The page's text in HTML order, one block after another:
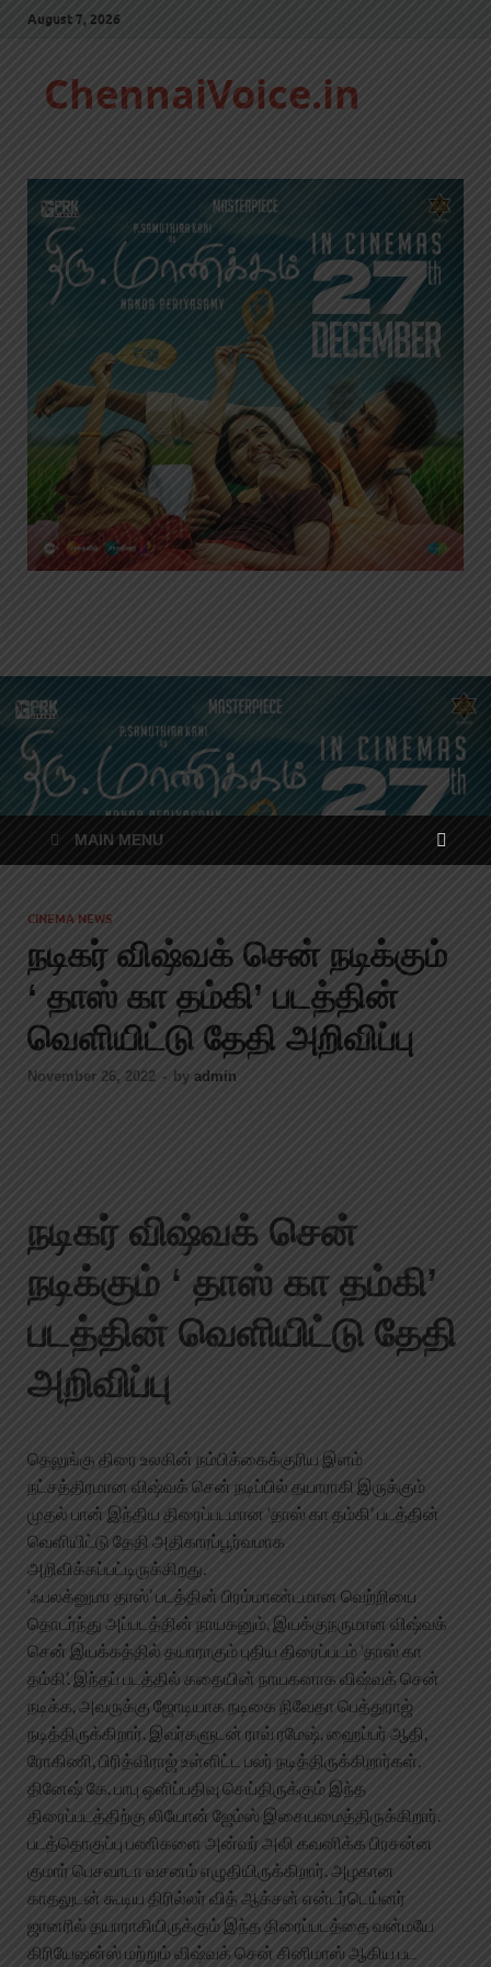
August 7, 2026
ChennaiVoice.in
MAIN MENU
CINEMA NEWS
நடிகர் விஷ்வக் சென் நடிக்கும்
‘ தாஸ் கா தம்கி’ படத்தின்
வெளியிட்டு தேதி அறிவிப்பு
November 26, 2022 - by admin
நடிகர் விஷ்வக் சென்
நடிக்கும் ‘ தாஸ் கா தம்கி’
படத்தின் வெளியிட்டு தேதி
அறிவிப்பு
தெலுங்கு திரை உலகின் நம்பிக்கைக்குரிய இளம்
நட்சத்திரமான விஷ்வக் சென் நடிப்பில் தயாராகி இருக்கும்
முதல் பான் இந்திய திரைப்படமான ‘தாஸ் கா தம்கி’ படத்தின்
வெளியிட்டு தேதி அதிகாரப்பூர்வமாக
அறிவிக்கப்பட்டிருக்கிறது.
‘ஃபலக்னுமா தாஸ்’ படத்தின் பிரம்மாண்டமான வெற்றியை
தொடர்ந்து அப்படத்தின் நாயகனும், இயக்குநருமான விஷ்வக்
சென் இயக்கத்தில் தயாராகும் புதிய திரைப்படம் ‘தாஸ் கா
தம்கி’. இந்தப் படத்தில் கதையின் நாயகனாக விஷ்வக் சென்
நடிக்க, அவருக்கு ஜோடியாக நடிகை நிவேதா பெத்துராஜ்
நடித்திருக்கிறார். இவர்களுடன் ராவ் ரமேஷ், ஹைப்பர் ஆதி,
ரோகிணி, பிரித்விராஜ் உள்ளிட்ட பலர் நடித்திருக்கிறார்கள்.
தினேஷ் கே. பாபு ஒளிப்பதிவு செய்திருக்கும் இந்த
திரைப்படத்திற்கு லியோன் ஜேம்ஸ் இசையமைத்திருக்கிறார்.
படத்தொகுப்பு பணிகளை அன்வர் அலி கவனிக்க பிரசன்ன
குமார் பெசவாடா வசனம் எழுதியிருக்கிறார். அழகான
காதலுடன் கூடிய திரில்லர் வித் ஆக்சன் என்டர்டெய்னர்
ஜானரில் தயாராகியிருக்கும் இந்த திரைப்படத்தை வன்மயே
கிரியேஷன்ஸ் மற்றும் விஷ்வக் சென் சினிமாஸ் ஆகிய பட